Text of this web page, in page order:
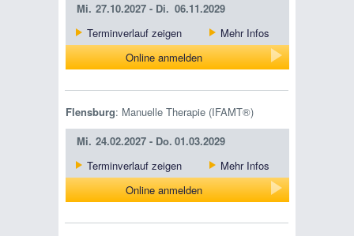
Mi. 27.10.2027 - Di. 06.11.2029
Terminverlauf zeigen
Mehr Infos
Online anmelden
Flensburg: Manuelle Therapie (IFAMT®)
Mi. 24.02.2027 - Do. 01.03.2029
Terminverlauf zeigen
Mehr Infos
Online anmelden